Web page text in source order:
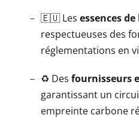
🇪🇺 Les essences
respectueuses des
réglementations en
♻️ Des fournisseurs
garantissant un
empreinte carbone